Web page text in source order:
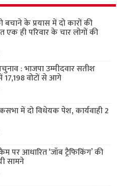
बचाने के प्रयास में दो कारों की
एक ही परिवार के चार लोगों की
: भाजपा उम्मीदवार सतीश
17,198 वोटों से आगे
में दो विधेयक पेश, कार्यवाही 2
पर आधारित ‘जॉब ट्रैफिकिंग’ की
सामने